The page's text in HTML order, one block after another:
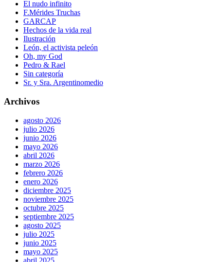
El nudo infinito
F.Mérides Truchas
GARCAP
Hechos de la vida real
Ilustración
León, el activista peleón
Oh, my God
Pedro & Rael
Sin categoría
Sr. y Sra. Argentinomedio
Archivos
agosto 2026
julio 2026
junio 2026
mayo 2026
abril 2026
marzo 2026
febrero 2026
enero 2026
diciembre 2025
noviembre 2025
octubre 2025
septiembre 2025
agosto 2025
julio 2025
junio 2025
mayo 2025
abril 2025